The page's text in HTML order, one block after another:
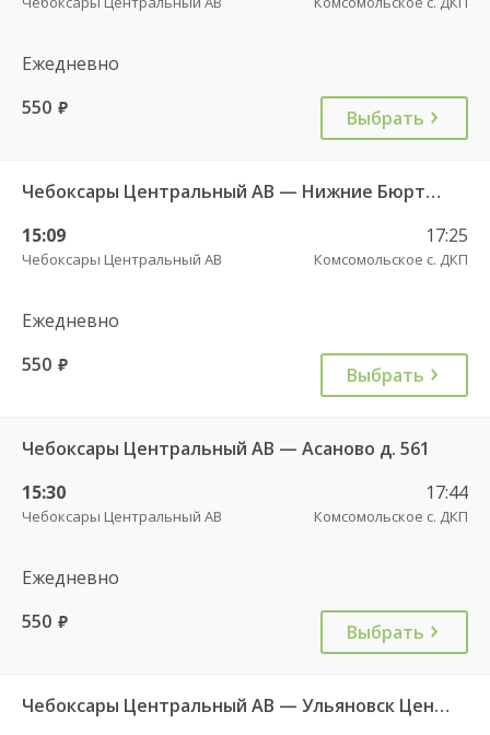
Ежедневно
550 руб. Выбрать
Чебоксары Центральный АВ — Нижние Бюртли-Шигали д. ч/з Комсомольское с. ДКП 601
15:09
Чебоксары Центральный АВ
17:25
Комсомольское с. ДКП
Ежедневно
550 руб. Выбрать
Чебоксары Центральный АВ — Асаново д. 561
15:30
Чебоксары Центральный АВ
17:44
Комсомольское с. ДКП
Ежедневно
550 руб. Выбрать
Чебоксары Центральный АВ — Ульяновск Центральный АВ 8164